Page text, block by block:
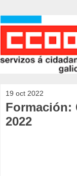
19 oct 2022
Formación:
2022